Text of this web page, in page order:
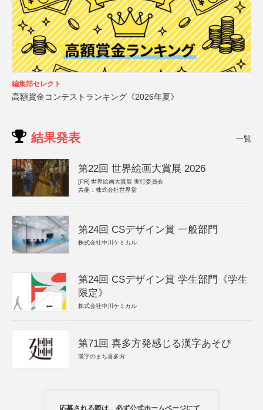
編集部セレクト
高額賞金コンテストランキング《2026年夏》
結果発表 一覧
第22回 世界絵画大賞展 2026
[PR] 世界絵画大賞展 実行委員会
共催：株式会社世界堂
第24回 CSデザイン賞 一般部門
株式会社中川ケミカル
第24回 CSデザイン賞 学生部門《学生
限定》
株式会社中川ケミカル
第71回 喜多方発感じる漢字あそび
漢字のまち喜多方
応募される際は、必ず公式ホームページにて